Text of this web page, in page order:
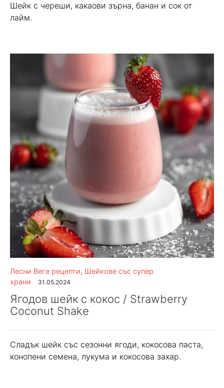
Шейк с череши, какаови зърна, банан и сок от
лайм.
Лесни Веге рецепти, Шейкове със супер
храни
31.05.2024
Ягодов шейк с кокос / Strawberry
Coconut Shake
Сладък шейк със сезонни ягоди, кокосова паста,
конопени семена, лукума и кокосова захар.